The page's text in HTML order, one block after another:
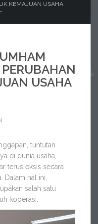
KEMAJUAN USAHA
USAHA
tuntutan
di dunia usaha,
terus eksis secara
Dalam hal ini,
salah satu
koperasi.